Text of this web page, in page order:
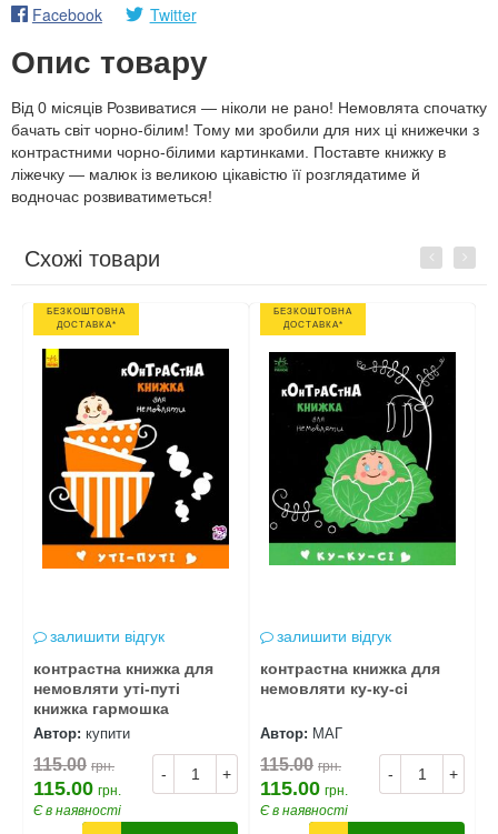
Facebook Twitter
Опис товару
Від 0 місяців Розвиватися — ніколи не рано! Немовлята спочатку
бачать світ чорно-білим! Тому ми зробили для них ці книжечки з
контрастними чорно-білими картинками. Поставте книжку в
ліжечку — малюк із великою цікавістю її розглядатиме й
водночас розвиватиметься!
Схожі товари Previous
БЕЗКОШТОВНА
ДОСТАВКА*
залишити відгук
контрастна книжка для
немовляти уті-путі
книжка гармошка
Автор: купити
- +
115.00 грн.
115.00 грн.
Є в наявності
БЕЗКОШТОВНА
ДОСТАВКА*
залишити відгук
контрастна книжка для
немовляти ку-ку-сі
Автор: МАГ
- +
115.00 грн.
115.00 грн.
Є в наявності
Next